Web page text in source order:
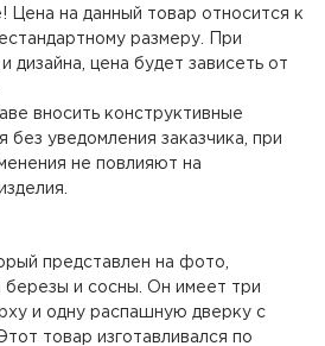
Цена на данный товар относится к
размеру. При
дизайна, цена будет зависеть от
вносить конструктивные
без уведомления заказчика, при
не повлияют на
представлен на фото,
березы и сосны. Он имеет три
и одну распашную дверку с
товар изготавливался по